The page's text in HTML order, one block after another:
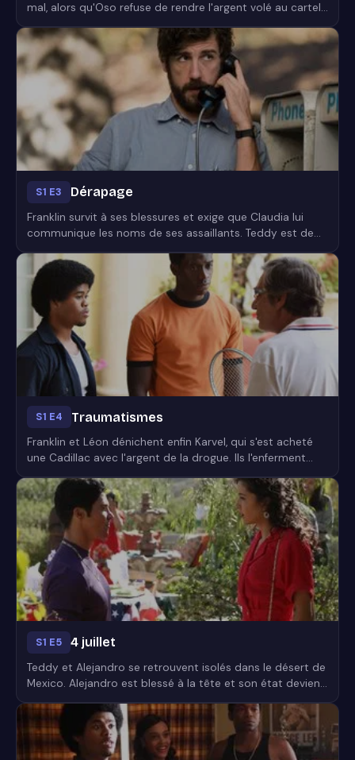
mal, alors qu'Oso refuse de rendre l'argent volé au cartel.
mener à bien avant de recevoir plus de marchandise. Par
ailleurs, il est témoin de tensions raciales et
économiques...
S1 E3 Dérapage
Franklin survit à ses blessures et exige que Claudia lui
communique les noms de ses assaillants. Teddy est de
lanceurs de missiles, marqués du sceau de l'armée
américaine, pour le compte d'Alejandro. Oso reçoit l'ordre
de tuer un membre du cartel...
S1 E4 Traumatismes
Franklin et Léon dénichent enfin Karvel, qui s'est acheté
une Cadillac avec l'argent de la drogue. Ils l'enferment
désert de Mojave...
S1 E5 4 juillet
Teddy et Alejandro se retrouvent isolés dans le désert de
Mexico. Alejandro est blessé à la tête et son état devient
décide de vendre de la cocaïne aux célébrations du 4
juillet. De son côté, Franklin trouve de vieilles photos de
son père...